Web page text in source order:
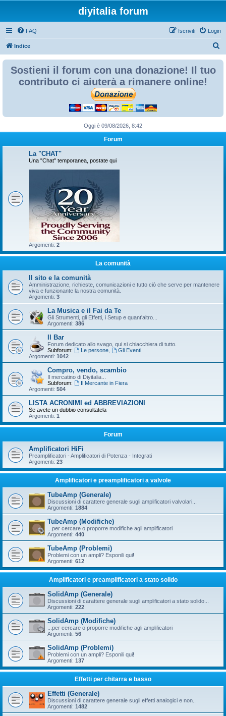
diyitalia forum
FAQ Login
Iscriviti
Indice
Sostieni il forum con una donazione! Il tuo
contributo ci aiuterà a rimanere online!
Oggi è 09/08/2026, 8:42
Forum
La "CHAT"
Una "Chat" temporanea, postate qui
Argomenti: 2
La comunità
Il sito e la comunità
Amministrazione, richieste, comunicazioni e tutto ciò che serve per mantenere
viva e funzionante la nostra comunità.
Argomenti: 3
La Musica e il Fai da Te
Gli Strumenti, gli Effetti, i Setup e quant'altro...
Argomenti: 386
Il Bar
Forum dedicato allo svago, qui si chiacchiera di tutto.
Subforum:
Le persone,
Gli Eventi
Argomenti: 1042
Compro, vendo, scambio
Il mercatino di Diyitalia...
Subforum:
Il Mercante in Fiera
Argomenti: 504
LISTA ACRONIMI ed ABBREVIAZIONI
Se avete un dubbio consultatela
Argomenti: 1
Forum
Amplificatori HiFi
Preamplificatori - Amplificatori di Potenza - Integrati
Argomenti: 23
Amplificatori e preamplificatori a valvole
TubeAmp (Generale)
Discussioni di carattere generale sugli amplificatori valvolari...
Argomenti: 1884
TubeAmp (Modifiche)
...per cercare o proporre modifiche agli amplificatori
Argomenti: 440
TubeAmp (Problemi)
Problemi con un ampli? Esponili qui!
Argomenti: 612
Amplificatori e preamplificatori a stato solido
SolidAmp (Generale)
Discussioni di carattere generale sugli amplificatori a stato solido...
Argomenti: 222
SolidAmp (Modifiche)
...per cercare o proporre modifiche agli amplificatori
Argomenti: 56
SolidAmp (Problemi)
Problemi con un ampli? Esponili qui!
Argomenti: 137
Effetti per chitarra e basso
Effetti (Generale)
Discussioni di carattere generale sugli effetti analogici e non..
Argomenti: 1482